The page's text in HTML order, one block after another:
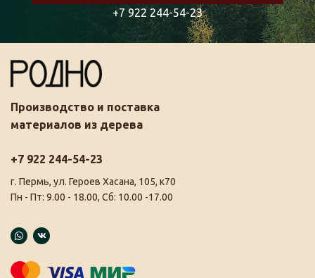
+7 922 244-54-23
Производство и поставка
материалов из дерева
+7 922 244-54-23
г. Пермь, ул. Героев Хасана, 105, к70
Пн - Пт: 9.00 - 18.00, Сб: 10.00 -17.00